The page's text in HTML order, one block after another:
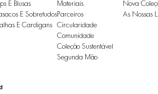
E Blusas
E Sobretudos
E Cardigans
Materiais
Parceiros
Circularidade
Comunidade
Coleção Sustentável
Segunda Mão
Nova
As Nossas